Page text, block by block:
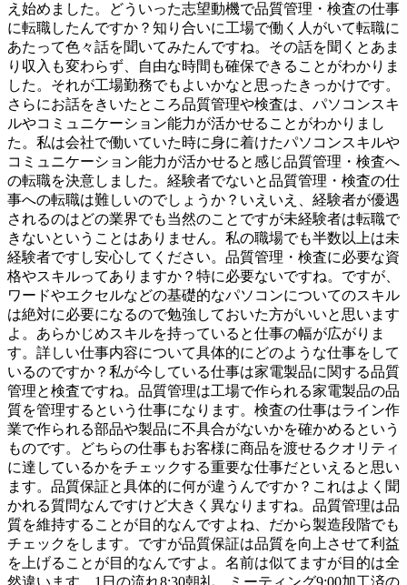
え始めました。どういった志望動機で品質管理・検査の仕事
に転職したんですか？知り合いに工場で働く人がいて転職に
あたって色々話を聞いてみたんですね。その話を聞くとあま
り収入も変わらず、自由な時間も確保できることがわかりま
した。それが工場勤務でもよいかなと思ったきっかけです。
さらにお話をきいたところ品質管理や検査は、パソコンスキ
ルやコミュニケーション能力が活かせることがわかりまし
た。私は会社で働いていた時に身に着けたパソコンスキルや
コミュニケーション能力が活かせると感じ品質管理・検査へ
の転職を決意しました。経験者でないと品質管理・検査の仕
事への転職は難しいのでしょうか？いえいえ、経験者が優遇
されるのはどの業界でも当然のことですが未経験者は転職で
きないということはありません。私の職場でも半数以上は未
経験者ですし安心してください。品質管理・検査に必要な資
格やスキルってありますか？特に必要ないですね。ですが、
ワードやエクセルなどの基礎的なパソコンについてのスキル
は絶対に必要になるので勉強しておいた方がいいと思います
よ。あらかじめスキルを持っていると仕事の幅が広がりま
す。詳しい仕事内容について具体的にどのような仕事をして
いるのですか？私が今している仕事は家電製品に関する品質
管理と検査ですね。品質管理は工場で作られる家電製品の品
質を管理するという仕事になります。検査の仕事はライン作
業で作られる部品や製品に不具合がないかを確かめるという
ものです。どちらの仕事もお客様に商品を渡せるクオリティ
に達しているかをチェックする重要な仕事だといえると思い
ます。品質保証と具体的に何が違うんですか？これはよく聞
かれる質問なんですけど大きく異なりますね。品質管理は品
質を維持することが目的なんですよね、だから製造段階でも
チェックをします。ですが品質保証は品質を向上させて利益
を上げることが目的なんですよ。名前は似てますが目的は全